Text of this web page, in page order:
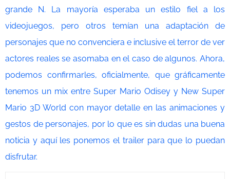
grande N. La mayoría esperaba un estilo fiel a los
videojuegos, pero otros temían una adaptación de
personajes que no convenciera e inclusive el terror de ver
actores reales se asomaba en el caso de algunos. Ahora,
podemos confirmarles, oficialmente, que gráficamente
tenemos un mix entre Super Mario Odisey y New Super
Mario 3D World con mayor detalle en las animaciones y
gestos de personajes, por lo que es sin dudas una buena
noticia y aquí les ponemos el trailer para que lo puedan
disfrutar.